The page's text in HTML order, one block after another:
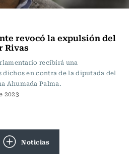
revocó la expulsión del
Rivas
recibirá una
dichos en contra de la diputada del
Ahumada Palma.
2023
Noticias